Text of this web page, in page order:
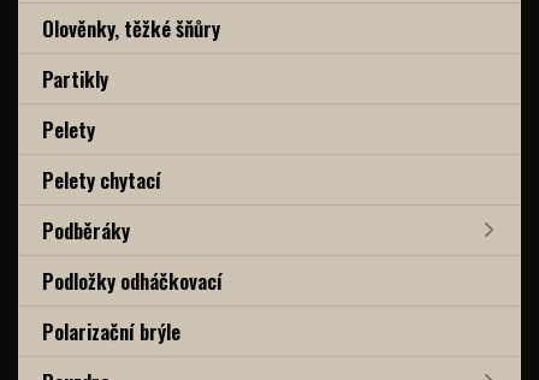
Olověnky, těžké šňůry
Partikly
Pelety
Pelety chytací
Podběráky
Podložky odháčkovací
Polarizační brýle